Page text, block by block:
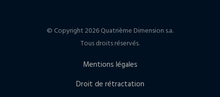
© Copyright 2026 Quatrième Dimension s.a.
Tous droits réservés.
Mentions légales
Droit de rétractation